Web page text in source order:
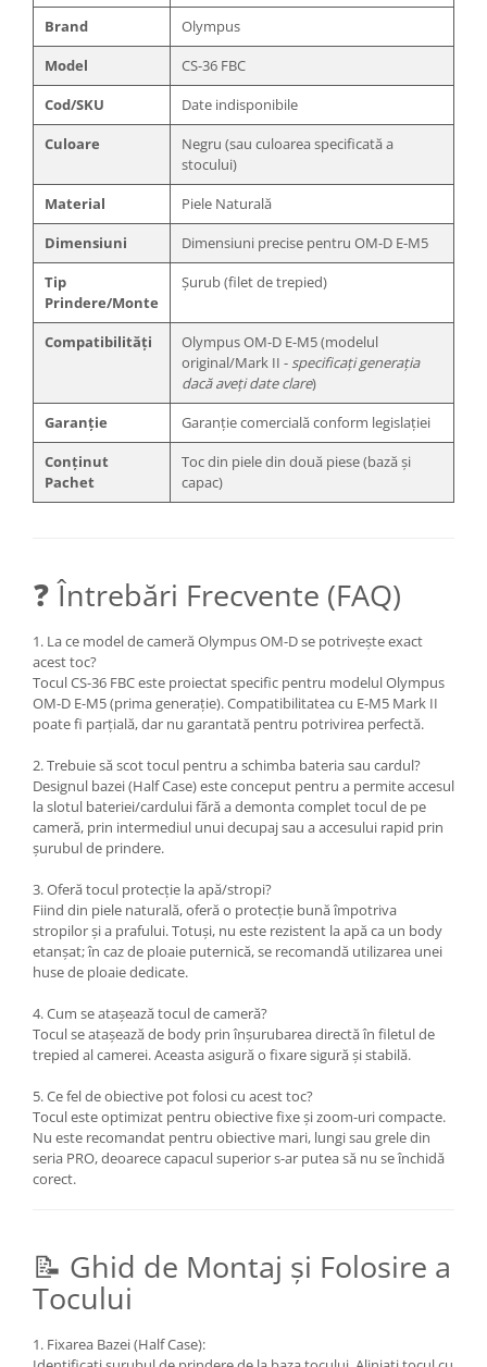
Trepiede si monopiede
Trepiede foto
Trepiede video
Trepied / Monopied Carbon
Trepiede pentru compacte /
Monopiede foto/video
Cap trepied si monopied
Carucioare trepied (Dolly)
Placute cap trepied
Huse trepied / stativ lumini
Sina Focus pentru Macro
Accesorii trepiede si monopiede
Selfie Stick
Studio/Lumini si accesorii
Blitz-uri studio
Accesorii Blitz-uri studio
Lampi lumina continua
Stative/boom-uri pentru lumini
Cleme blitz fasung lumina, spigoti
Fundaluri
Suporti pentru fundaluri
Blende
Umbrele
produs
Declansatoare Radio si Infrarosu
Huse si genti pentru studio
Suruburi si piulite, adaptoare de
trecere
Imprimante si Consumabile
Cartuse si cerneluri
Imprimante
Filme foto si scanere film
Materiale foto alb-negru
Aparate foto unica folosinta
Brand
Olympus
Model
CS-36 FBC
Cod/SKU
Date indisponibile
Culoare
Negru (sau culoarea specificată a
stocului)
Material
Piele Naturală
Dimensiuni
Dimensiuni precise pentru OM-D E-M5
Tip
Prindere/Monte
Șurub (filet de trepied)
Compatibilități
Olympus OM-D E-M5 (modelul
original/Mark II - specificați generația
dacă aveți date clare)
Garanție
Garanție comercială conform legislației
Conținut
Pachet
Toc din piele din două piese (bază și
capac)
❓ Întrebări Frecvente (FAQ)
1. La ce model de cameră Olympus OM-D se potrivește exact
acest toc?
Tocul CS-36 FBC este proiectat specific pentru modelul Olympus
OM-D E-M5 (prima generație). Compatibilitatea cu E-M5 Mark II
poate fi parțială, dar nu garantată pentru potrivirea perfectă.
2. Trebuie să scot tocul pentru a schimba bateria sau cardul?
Designul bazei (Half Case) este conceput pentru a permite accesul
la slotul bateriei/cardului fără a demonta complet tocul de pe
cameră, prin intermediul unui decupaj sau a accesului rapid prin
șurubul de prindere.
3. Oferă tocul protecție la apă/stropi?
Fiind din piele naturală, oferă o protecție bună împotriva
stropilor și a prafului. Totuși, nu este rezistent la apă ca un body
etanșat; în caz de ploaie puternică, se recomandă utilizarea unei
huse de ploaie dedicate.
4. Cum se atașează tocul de cameră?
Tocul se atașează de body prin înșurubarea directă în filetul de
trepied al camerei. Aceasta asigură o fixare sigură și stabilă.
5. Ce fel de obiective pot folosi cu acest toc?
Tocul este optimizat pentru obiective fixe și zoom-uri compacte.
Nu este recomandat pentru obiective mari, lungi sau grele din
seria PRO, deoarece capacul superior s-ar putea să nu se închidă
corect.
📝 Ghid de Montaj și Folosire a
Tocului
1. Fixarea Bazei (Half Case):